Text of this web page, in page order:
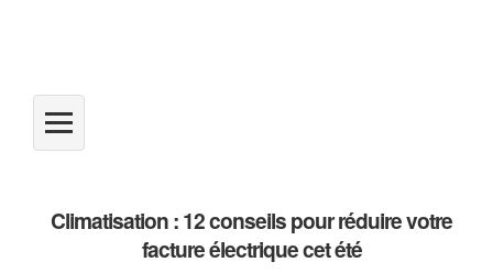
Climatisation : 12 conseils pour réduire votre
facture électrique cet été